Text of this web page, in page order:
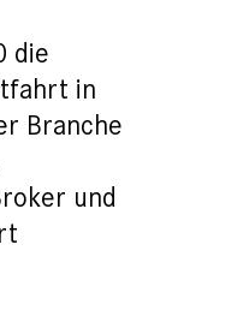
die
in
Branche
und